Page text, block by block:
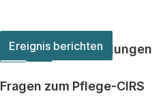
Berichte & Empfehlungen
Fragen zum Pflege-CIRS
Zweite
der
Ereignis berichten